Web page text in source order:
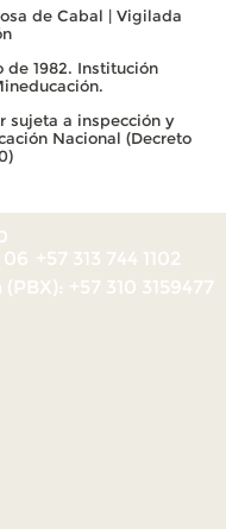
de Cabal | Vigilada
de 1982. Institución
sujeta a inspección y
Nacional (Decreto
06 +57 313 744 1102
+57 310 3159477